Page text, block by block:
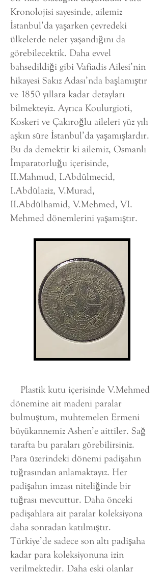
Kronolojisi sayesinde, ailemiz
İstanbul’da yaşarken çevredeki
ülkelerde neler yaşandığını da
görebilecektik. Daha evvel
bahsedildiği gibi Vafiadis Ailesi’nin
hikayesi Sakız Adası’nda başlamıştır
ve 1850 yıllara kadar detayları
bilmekteyiz. Ayrıca Koulurgioti,
Koskeri ve Çakıroğlu aileleri yüz yılı
aşkın süre İstanbul’da yaşamışlardır.
Bu da demektir ki ailemiz, Osmanlı
İmparatorluğu içerisinde,
II.Mahmud, I.Abdülmecid,
I.Abdülaziz, V.Murad,
II.Abdülhamid, V.Mehmed, VI.
Mehmed dönemlerini yaşamıştır.
Plastik kutu içerisinde V.Mehmed
dönemine ait madeni paralar
bulmuştum, muhtemelen Ermeni
büyükannemiz Ashen’e aittiler. Sağ
tarafta bu paraları görebilirsiniz.
Para üzerindeki dönemi padişahın
tuğrasından anlamaktayız. Her
padişahın imzası niteliğinde bir
tuğrası mevcuttur. Daha önceki
padişahlara ait paralar koleksiyona
daha sonradan katılmıştır.
Türkiye’de sadece son altı padişaha
kadar para koleksiyonuna izin
verilmektedir. Daha eski olanlar